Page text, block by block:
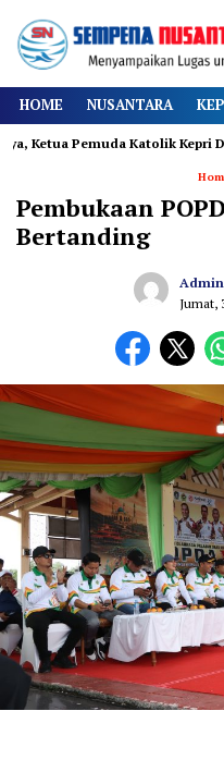
HOME NUSANTARA
Kepri Desak Keterbukaan
Pembukaan
Bertanding
Admin
Jumat,